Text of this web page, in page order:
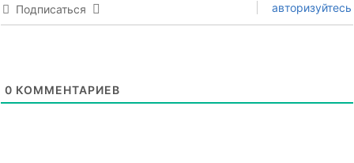
Подписаться авторизуйтесь
0 КОММЕНТАРИЕВ